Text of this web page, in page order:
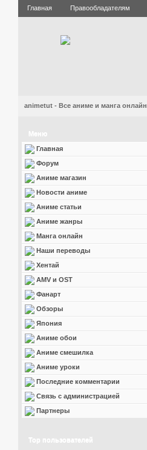
Главная Правообладателям
animetut - Все аниме и манга онлайн
Меню
Главная
Форум
Аниме магазин
Новости аниме
Аниме статьи
Аниме жанры
Манга онлайн
Наши переводы
Хентай
AMV и OST
Фанарт
Обзоры
Япония
Аниме обои
Аниме смешилка
Аниме уроки
Последние комментарии
Связь с администрацией
Партнеры
Top пользователей